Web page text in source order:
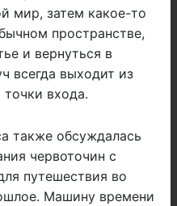
мир, затем какое-то
пространстве,
и вернуться в
всегда выходит из
входа.
также обсуждалась
червоточин с
путешествия во
Машину времени